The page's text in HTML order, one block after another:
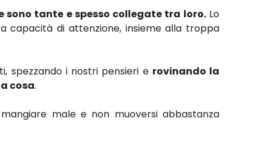
tante e spesso collegate tra loro.Lo
capacità di attenzione, insieme alla troppa
spezzando i nostri pensieri e rovinando la
cosa.
male e non muoversi abbastanza